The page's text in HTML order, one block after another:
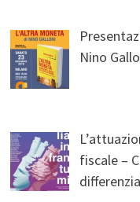
Nino
fiscale –